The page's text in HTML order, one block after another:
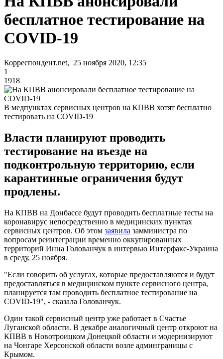
бесплатное тестирование на
COVID-19
Корреспондент.net, 25 ноября 2020, 12:35
1
1918
В медпунктах сервисных центров на КПВВ хотят бесплатно
тестировать на COVID-19
Власти планируют проводить
тестирование на въезде на
подконтрольную территорию, если
карантинные ограничения будут
продлены.
На КПВВ на Донбассе будут проводить бесплатные тесты на
коронавирус непосредственно в медицинских пунктах
сервисных центров. Об этом заявила замминистра по
вопросам реинтеграции временно оккупированных
территорий Инна Голованчук в интервью Интерфакс-Украина
в среду, 25 ноября.
"Если говорить об услугах, которые предоставляются и будут
предоставляться в медицинском пункте сервисного центра,
планируется там проводить бесплатное тестирование на
COVID-19", - сказала Голованчук.
Один такой сервисный центр уже работает в Счастье
Луганской области. В декабре аналогичный центр откроют на
КПВВ в Новотроицком Донецкой области и модернизируют
на Чонгаре Херсонской области возле админграницы с
Крымом.